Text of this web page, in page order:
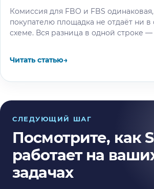
Комиссия для FBO и FBS
покупателю площадка не отдаёт ни в
схеме. Вся разница в одной строке
Читать статью→
СЛЕДУЮЩИЙ ШАГ
Посмотрите, как
работает на
задачах